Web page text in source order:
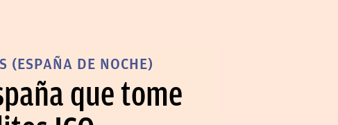
(ESPAÑA DE NOCHE)
que tome